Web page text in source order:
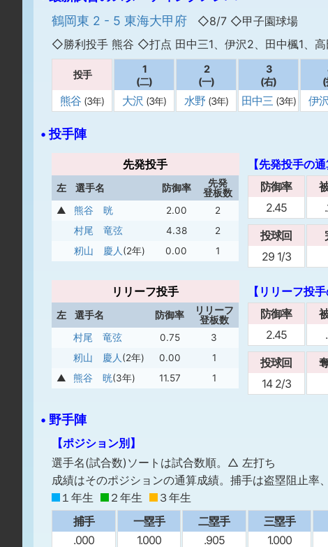
鶴岡東 2 - 5 東海大甲府
◇8/7 ◇甲子園球場
◇勝利投手 熊谷 ◇打点 田中三1、伊沢2、田中楓1、高
投手
熊谷 (3年)
1
(二)
大沢 (3年)
2
(一)
水野 (3年)
3
(右)
田中三 (3年)
(
伊沢
• 投手陣
先発投手
左 選手名 防御率
先発
登板数
▲
熊谷 晄 2.00
2
村尾 竜弦
4.38
2
籾山 慶人 (2年) 0.00 1
【先発投手の通
防御率
2.45
投球回
29 1/3
リリーフ投手
左 選手名 防御率
リリーフ
登板数
村尾 竜弦
0.75
3
籾山 慶人 (2年) 0.00
1
▲
熊谷 晄(3年) 11.57 1
【リリーフ投
防御率
2.45
投球回
14 2/3
• 野手陣
【ポジション別】
選手名(試合数)ソートは試合数順。△ 左打ち
成績はそのポジションの通算成績。捕手は盗塁阻止率
１年生
２年生
３年生
捕手
.000
一塁手
1.000
二塁手
.905
三塁手
1.000